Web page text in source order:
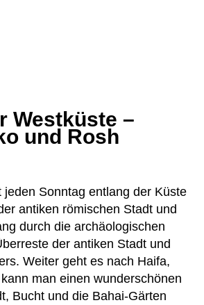
Westküste –
und Rosh
jeden Sonn­tag ent­lang der Küste
anti­ken römi­schen Stadt und
durch die archäo­lo­gi­schen
der anti­ken Stadt und
Wei­ter geht es nach Haifa,
man einen wun­der­schö­nen
Bucht und die Bahai-Gär­ten